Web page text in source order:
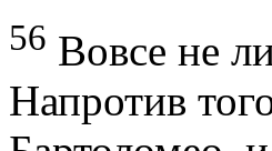
56 Вовсе не
Напротив